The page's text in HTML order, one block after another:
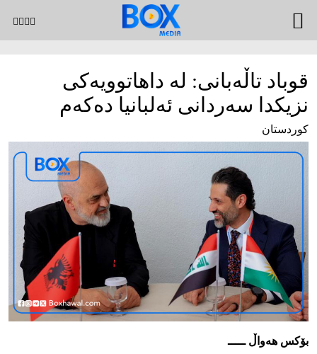
قوباد تاڵه‌بانی: له‌ داهاتوویه‌كی
نزیكدا سه‌ردانی ئه‌لبانیا ده‌كه‌م
کوردستان
بۆکس هەواڵ ـــــ